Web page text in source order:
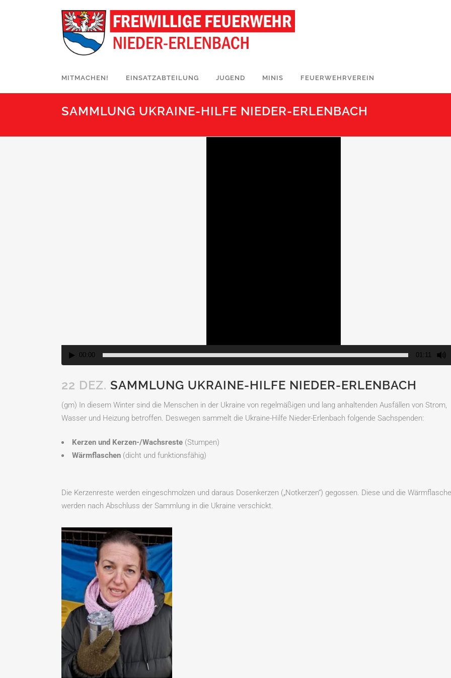
MITMACHEN! EINSATZABTEILUNG JUGEND MINIS FEUERWEHRVEREIN
SAMMLUNG UKRAINE-HILFE NIEDER-ERLENBACH
00:00 01:11
22 DEZ. SAMMLUNG UKRAINE-HILFE NIEDER-ERLENBACH
(gm) In diesem Winter sind die Menschen in der Ukraine von regelmäßigen und lang anhaltenden Ausfällen von Strom,
Wasser und Heizung betroffen. Deswegen sammelt die Ukraine-Hilfe Nieder-Erlenbach folgende Sachspenden:
Kerzen und Kerzen-/Wachsreste (Stumpen)
Wärmflaschen (dicht und funktionsfähig)
Die Kerzenreste werden eingeschmolzen und daraus Dosenkerzen („Notkerzen“) gegossen. Diese und die
werden nach Abschluss der Sammlung in die Ukraine verschickt.